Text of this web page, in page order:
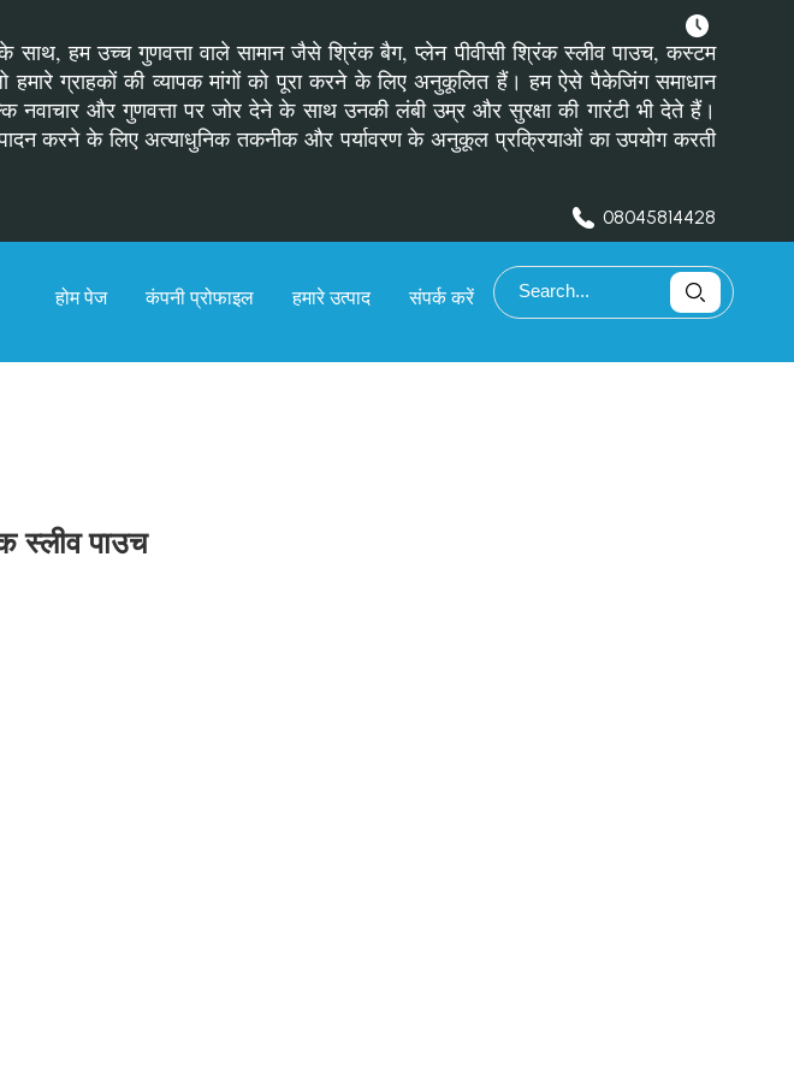
के साथ, हम उच्च गुणवत्ता वाले सामान जैसे श्रिंक बैग, प्लेन पीवीसी श्रिंक स्लीव पाउच, कस्टम
ग्राहकों की व्यापक मांगों को पूरा करने के लिए अनुकूलित हैं। हम ऐसे पैकेजिंग समाधान
और गुणवत्ता पर जोर देने के साथ उनकी लंबी उम्र और सुरक्षा की गारंटी भी देते हैं।
करने के लिए अत्याधुनिक तकनीक और पर्यावरण के अनुकूल प्रक्रियाओं का उपयोग करती
08045814428
होम पेज कंपनी प्रोफाइल हमारे उत्पाद संपर्क करें
स्लीव पाउच